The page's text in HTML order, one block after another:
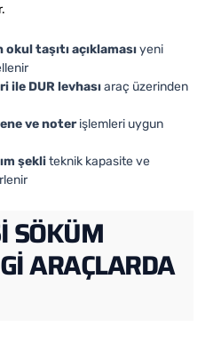
taşıtı açıklamasıyeni
ile DUR levhasıaraç üzerinden
ve noterişlemleri uygun
şekliteknik kapasite ve
SÖKÜM
ARAÇLARDA